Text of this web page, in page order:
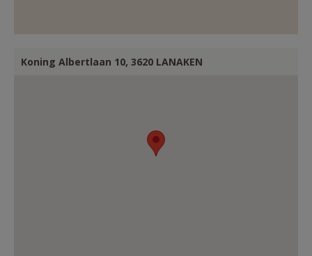
Koning Albertlaan 10, 3620 LANAKEN